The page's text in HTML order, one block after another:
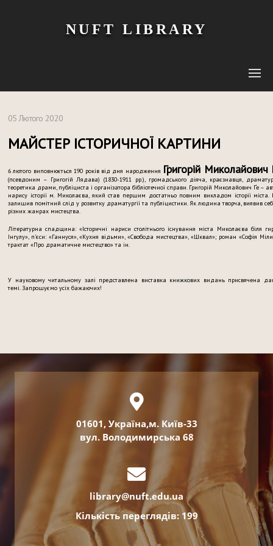
NUFT LIBRARY
05 Лютого 2020
МАЙСТЕР ІСТОРИЧНОЇ КАРТИНИ
6 лютого виповнюється 190 років від дня народження Григорій Миколайович
(псевдоним – Григогій Лядава) (1830-1911 рр.), громадського діяча, краєзнавця,
теоретика драми, публіциста і організатора бібліотечної справи. Григорій Миколайович Ґе –
нарису історії м. Миколаєва, який став першим достатньо повним викладом історії міста.
залишив помітний слід у розвитку драматургії та публіцистики. Як людина творча, виявив
різних жанрах мистецтва.
Літературна спадщина: «Історичні нариси столітнього існування міста Миколаєва біля
Інгулу», п’єси: «Ганнуся», «Кухня відьми», «Свобода мистецтва», «Шквал»; роман «Софія
трактат «Про драматичне мистецтво» та ін.
У науковому читальному залі представлена виставка книжкових видань присвячена
темі. Запрошуємо усіх бажаючих!
01601, Україна,м. Київ-33
вул. Володимирська 68
library@nuft.edu.ua
Кількість переглядів: 199